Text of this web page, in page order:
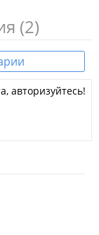
(2)
авторизуйтесь!